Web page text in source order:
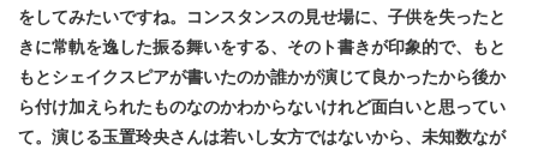
をしてみたいですね。コンスタンスの見せ場に、子供を失ったと
きに常軌を逸した振る舞いをする、そのト書きが印象的で、もと
もとシェイクスピアが書いたのか誰かが演じて良かったから後か
ら付け加えられたものなのかわからないけれど面白いと思ってい
て。演じる玉置玲央さんは若いし女方ではないから、未知数なが